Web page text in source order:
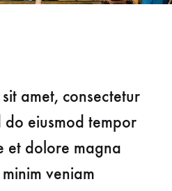
amet, consectetur
eiusmod tempor
et dolore magna
veniam